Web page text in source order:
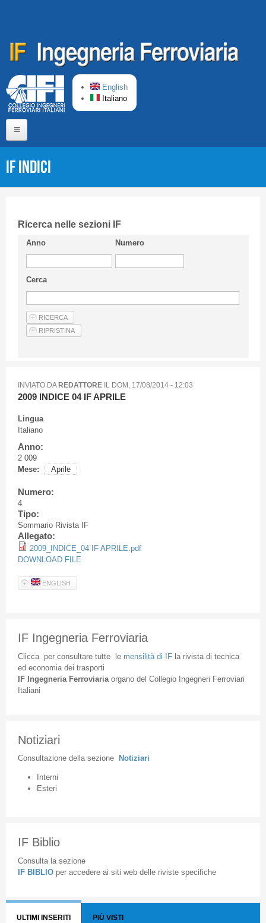
English
Italiano
CIFI in breve
Linee Guida
Privacy Policy
Articoli
IF Indici
Ricerca nelle sezioni IF
Anno Numero
Cerca
INVIATO DAREDATTOREIL DOM, 17/08/2014 - 12:03
2009 INDICE 04 IF APRILE
Lingua
Italiano
Anno:
2 009
Mese:
Aprile
Numero:
4
Tipo:
Sommario Rivista IF
Allegato:
2009_INDICE_04 IF APRILE.pdf
DOWNLOAD FILE
ENGLISH
IF Ingegneria Ferroviaria
Cliccaper consultare tuttele mensilità di IFla rivista di tecnica
ed economia dei trasporti
IF Ingegneria Ferroviaria organodel Collegio Ingegneri Ferroviari
Italiani
Notiziari
Consultazione della sezione Notiziari
Interni
Esteri
IF Biblio
Consulta la sezione
IF BIBLIO per accedere ai siti web delle riviste specifiche
ULTIMI INSERITI PIÙ VISTI